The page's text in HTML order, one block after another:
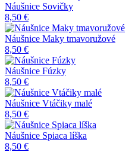
Náušnice Sovičky
8,50 €
Náušnice Maky tmavoružové
8,50 €
Náušnice Fúzky
8,50 €
Náušnice Vtáčiky malé
8,50 €
Náušnice Spiaca líška
8,50 €